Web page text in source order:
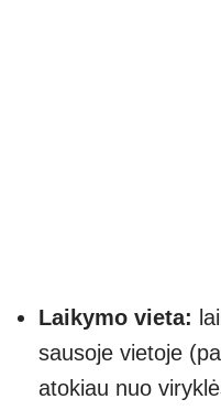
Laikymo vieta:
sausoje vietoje
atokiau nuo